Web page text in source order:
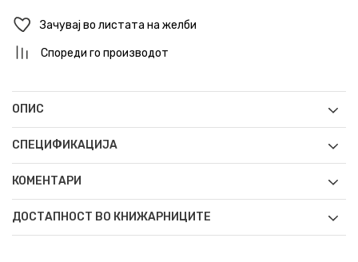
Зачувај во листата на желби
Спореди го производот
ОПИС
СПЕЦИФИКАЦИЈА
КОМЕНТАРИ
ДОСТАПНОСТ ВО КНИЖАРНИЦИТЕ